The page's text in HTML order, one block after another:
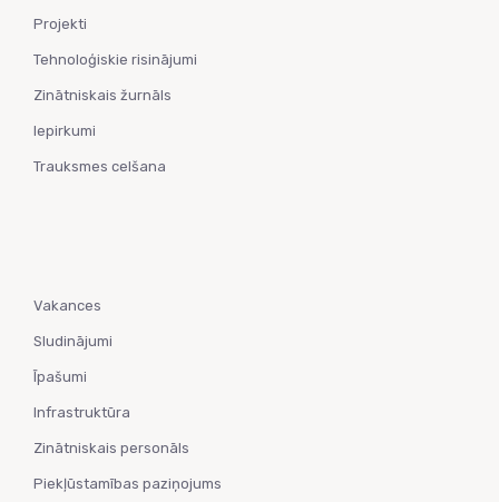
Projekti
Tehnoloģiskie risinājumi
Zinātniskais žurnāls
Iepirkumi
Trauksmes celšana
Vakances
Sludinājumi
Īpašumi
Infrastruktūra
Zinātniskais personāls
Piekļūstamības paziņojums